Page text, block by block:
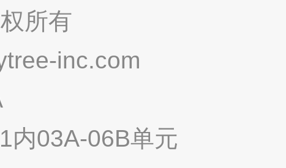
所有
inc.com
内03A-06B单元